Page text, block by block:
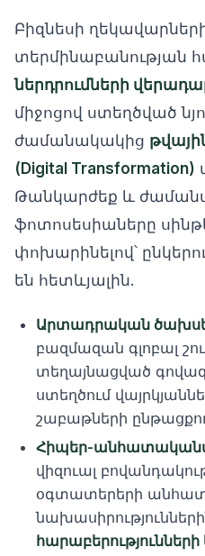
Բիզնեսի
տերմինաբանության
ներդրումների
միջոցով ստեղծված
ժամանակակից
(Digital Transformation)
Թանկարժեք և
ֆոտոսեսիաները
փոխարինելով՝
են հետևյալին.
Արտադրական
բազմազան գլոբալ
տեղայնացված
ստեղծում
շաբաթների
Հիպեր-
վիզուալ
օգտատերերի